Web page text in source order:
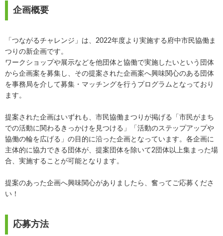
企画概要
「つながるチャレンジ」は、2022年度より実施する府中市民協働ま
つりの新企画です。
ワークショップや展示などを他団体と協働で実施したいという団体
から企画案を募集し、その提案された企画案へ興味関心のある団体
を事務局を介して募集・マッチングを行うプログラムとなっており
ます。
提案された企画はいずれも、市民協働まつりが掲げる「市民がまち
での活動に関わるきっかけを見つける」「活動のステップアップや
協働の輪を広げる」の目的に沿った企画となっています。各企画に
主体的に協力できる団体が、提案団体を除いて2団体以上集まった場
合、実施することが可能となります。
提案のあった企画へ興味関心がありましたら、奮ってご応募くださ
い！
応募方法